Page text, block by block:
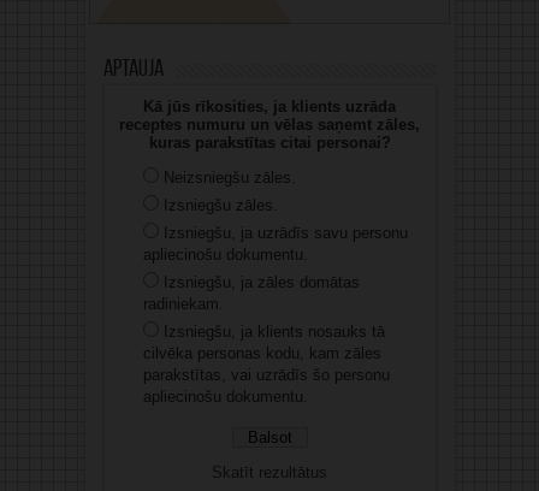
Aptauja
Kā jūs rīkosities, ja klients uzrāda
receptes numuru un vēlas saņemt zāles,
kuras parakstītas citai personai?
Neizsniegšu zāles.
Izsniegšu zāles.
Izsniegšu, ja uzrādīs savu personu
apliecinošu dokumentu.
Izsniegšu, ja zāles domātas
radiniekam.
Izsniegšu, ja klients nosauks tā
cilvēka personas kodu, kam zāles
parakstītas, vai uzrādīs šo personu
apliecinošu dokumentu.
Skatīt rezultātus